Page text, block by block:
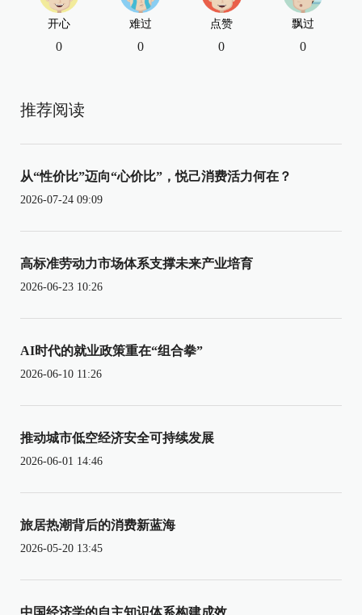
开心
0
难过
0
点赞
0
飘过
0
推荐阅读
从“性价比”迈向“心价比”，悦己消费活力何在？
2026-07-24 09:09
高标准劳动力市场体系支撑未来产业培育
2026-06-23 10:26
AI时代的就业政策重在“组合拳”
2026-06-10 11:26
推动城市低空经济安全可持续发展
2026-06-01 14:46
旅居热潮背后的消费新蓝海
2026-05-20 13:45
中国经济学的自主知识体系构建成效